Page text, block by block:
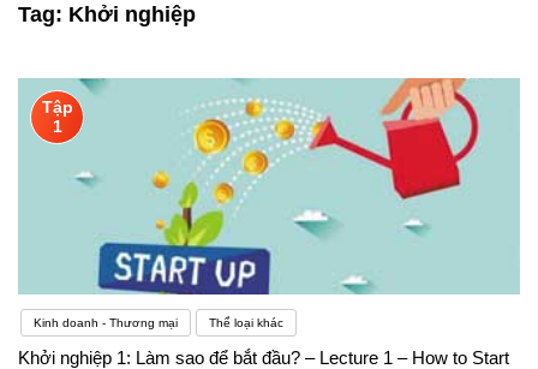
Tag: Khởi nghiệp
Tập
1
Kinh doanh - Thương mại Thể loại khác
Khởi nghiệp 1: Làm sao để bắt đầu? – Lecture 1 – How to Start